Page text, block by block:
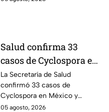
influencer César
Salud confirma 33
casos de Cyclospora en
México: ¿en qué estado
se reportan los brotes
de diarrea explosiva?
La Secretaría de Salud
confirmó 33 casos de
Cyclospora en México y
mantiene investigaciones en
05 agosto, 2026